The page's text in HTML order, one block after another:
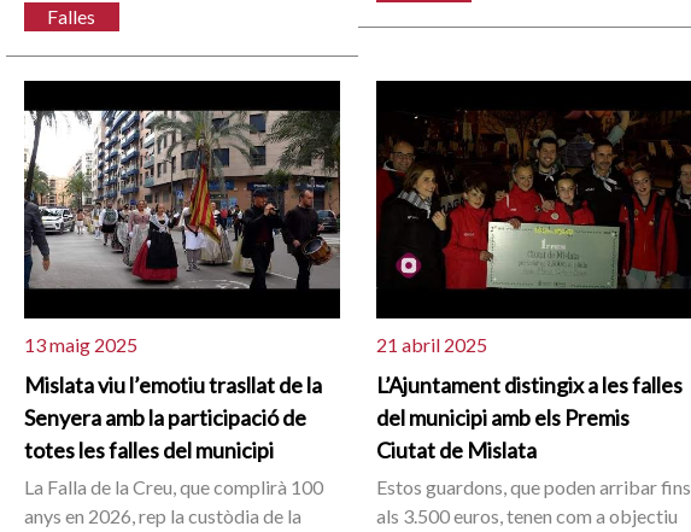
Falles
13 maig 2025
Mislata viu l’emotiu trasllat de la
Senyera amb la participació de
totes les falles del municipi
La Falla de la Creu, que complirà 100
anys en 2026, rep la custòdia de la
21 abril 2025
L’Ajuntament distingix a les falles
del municipi amb els Premis
Ciutat de Mislata
Estos guardons, que poden arribar fins
als 3.500 euros, tenen com a objectiu